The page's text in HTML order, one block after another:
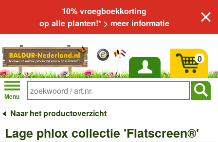
10% vroegboekkorting
op alle planten!* > meer informatie
Inloggen
Menu
0
Naar het productoverzicht
Lage phlox collectie 'Flatscreen®'